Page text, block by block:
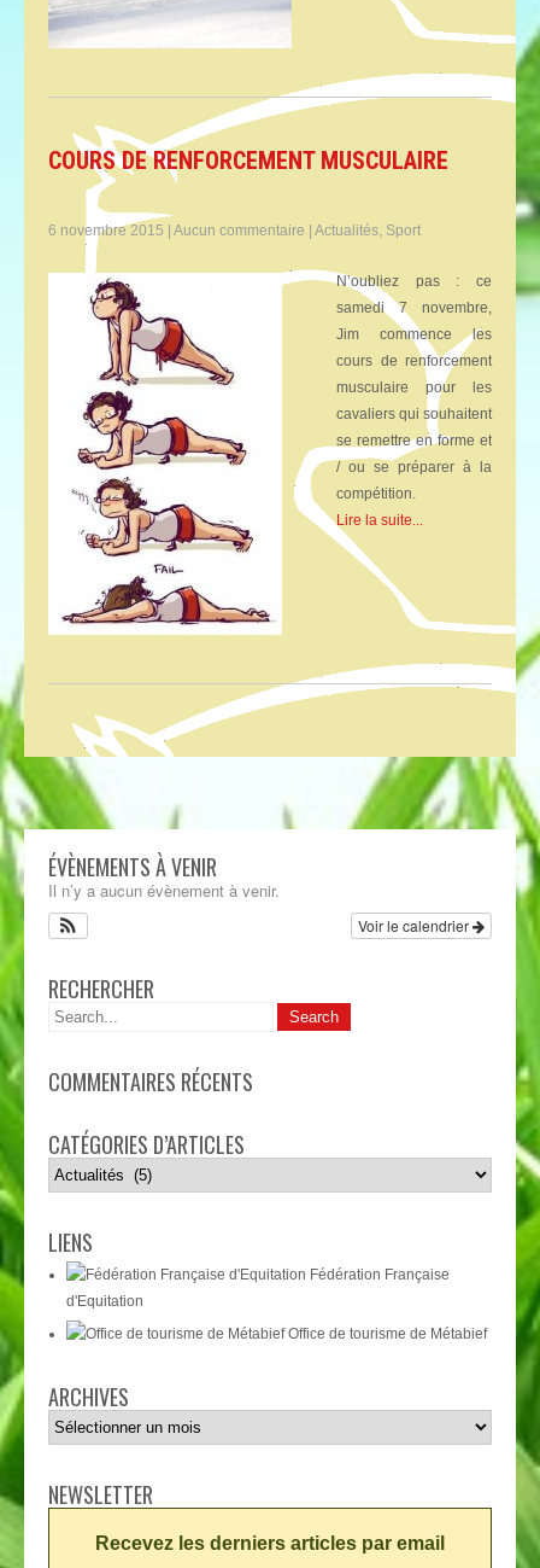
COURS DE RENFORCEMENT MUSCULAIRE
6 novembre 2015 Aucun commentaire Actualités, Sport
N’oubliez pas : ce
samedi 7 novembre,
Jim commence les
cours de renforcement
musculaire pour les
cavaliers qui souhaitent
se remettre en forme et
/ ou se préparer à la
compétition.
Lire la suite...
ÉVÈNEMENTS À VENIR
Il n’y a aucun évènement à venir.
Voir le calendrier
RECHERCHER
COMMENTAIRES RÉCENTS
CATÉGORIES D’ARTICLES
Catégories
d’articles
LIENS
Fédération Française
d'Equitation
Office de tourisme de Métabief
ARCHIVES
Archives
NEWSLETTER
Recevez les derniers articles par email